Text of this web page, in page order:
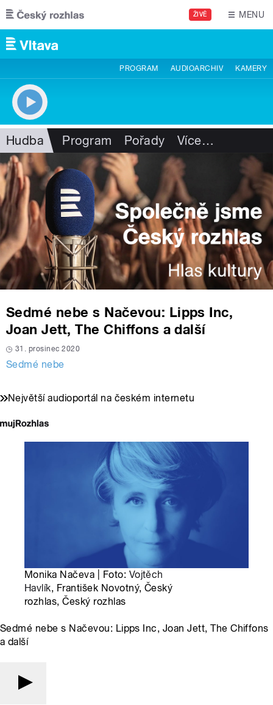
Přejít k hlavnímu obsahu
ŽIVĚ MENU
PROGRAM AUDIOARCHIV KAMERY
Hudba Program Pořady Více…
Sedmé nebe s Načevou: Lipps Inc,
Joan Jett, The Chiffons a další
31. prosinec 2020
Sedmé nebe
Největší audioportál na českém internetu
Monika Načeva | Foto: Vojtěch
Havlík, František Novotný, Český
rozhlas, Český rozhlas
Sedmé nebe s Načevou: Lipps Inc, Joan Jett, The Chiffons
a další